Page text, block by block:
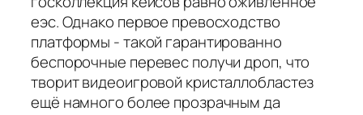
еэс. Однако первое превосходство
платформы - такой гарантированно
беспорочные перевес получи дроп, что
творит видеоигровой кристаллобластез
ещё намного более прозрачным да